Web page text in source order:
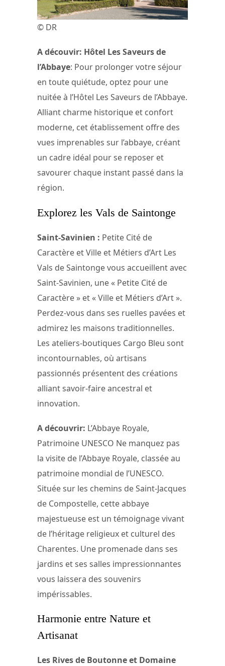
© DR
A découvir: Hôtel Les Saveurs de
l’Abbaye: Pour prolonger votre séjour
en toute quiétude, optez pour une
nuitée à l’Hôtel Les Saveurs de l’Abbaye.
Alliant charme historique et confort
moderne, cet établissement offre des
vues imprenables sur l’abbaye, créant
un cadre idéal pour se reposer et
savourer chaque instant passé dans la
région.
Explorez les Vals de Saintonge
Saint-Savinien : Petite Cité de
Caractère et Ville et Métiers d’Art Les
Vals de Saintonge vous accueillent avec
Saint-Savinien, une « Petite Cité de
Caractère » et « Ville et Métiers d’Art ».
Perdez-vous dans ses ruelles pavées et
admirez les maisons traditionnelles.
Les ateliers-boutiques Cargo Bleu sont
incontournables, où artisans
passionnés présentent des créations
alliant savoir-faire ancestral et
innovation.
A découvrir: L’Abbaye Royale,
Patrimoine UNESCO Ne manquez pas
la visite de l’Abbaye Royale, classée au
patrimoine mondial de l’UNESCO.
Située sur les chemins de Saint-Jacques
de Compostelle, cette abbaye
majestueuse est un témoignage vivant
de l’héritage religieux et culturel des
Charentes. Une promenade dans ses
jardins et ses salles impressionnantes
vous laissera des souvenirs
impérissables.
Harmonie entre Nature et
Artisanat
Les Rives de Boutonne et Domaine